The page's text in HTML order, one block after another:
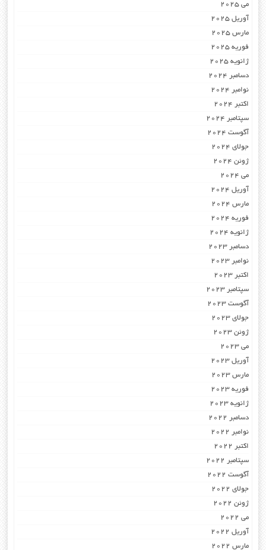
می 2025
آوریل 2025
مارس 2025
فوریه 2025
ژانویه 2025
دسامبر 2024
نوامبر 2024
اکتبر 2024
سپتامبر 2024
آگوست 2024
جولای 2024
ژوئن 2024
می 2024
آوریل 2024
مارس 2024
فوریه 2024
ژانویه 2024
دسامبر 2023
نوامبر 2023
اکتبر 2023
سپتامبر 2023
آگوست 2023
جولای 2023
ژوئن 2023
می 2023
آوریل 2023
مارس 2023
فوریه 2023
ژانویه 2023
دسامبر 2022
نوامبر 2022
اکتبر 2022
سپتامبر 2022
آگوست 2022
جولای 2022
ژوئن 2022
می 2022
آوریل 2022
مارس 2022